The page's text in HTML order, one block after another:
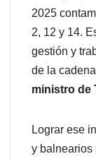
2025
2, 12 y 14.
gestión y
de la
ministro de
Lograr ese
y balnearios